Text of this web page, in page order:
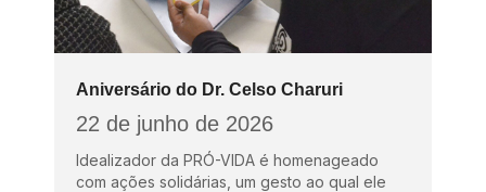
Aniversário do Dr. Celso Charuri
22 de junho de 2026
Idealizador da PRÓ-VIDA é homenageado
com ações solidárias, um gesto ao qual ele